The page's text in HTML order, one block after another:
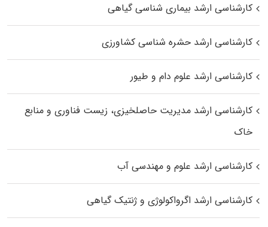
کارشناسی ارشد بیماری‌ شناسی گیاهی
کارشناسی ارشد حشره‌ شناسی کشاورزی
کارشناسی ارشد علوم دام و طیور
کارشناسی ارشد مدیریت حاصلخیزی، زیست فناوری و منابع
خاک
کارشناسی ارشد علوم و مهندسی آب
کارشناسی ارشد اگرواکولوژی و ژنتیک گیاهی